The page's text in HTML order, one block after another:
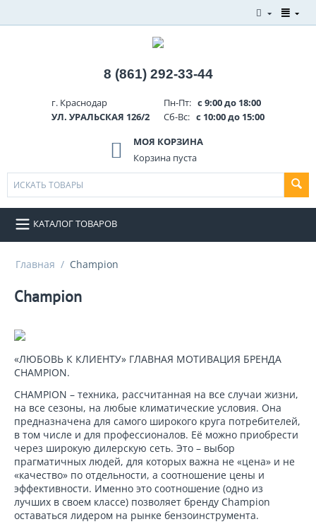
8 (861) 292-33-44
г. Краснодар
УЛ. УРАЛЬСКАЯ 126/2
Пн-Пт: с 9:00 до 18:00
Сб-Вс: с 10:00 до 15:00
МОЯ КОРЗИНА
Корзина пуста
КАТАЛОГ ТОВАРОВ
Главная / Champion
Champion
«ЛЮБОВЬ К КЛИЕНТУ» ГЛАВНАЯ МОТИВАЦИЯ БРЕНДА
CHAMPION.
CHAMPION – техника, рассчитанная на все случаи жизни,
на все сезоны, на любые климатические условия. Она
предназначена для самого широкого круга потребителей,
в том числе и для профессионалов. Её можно приобрести
через широкую дилерскую сеть. Это – выбор
прагматичных людей, для которых важна не «цена» и не
«качество» по отдельности, а соотношение цены и
эффективности. Именно это соотношение (одно из
лучших в своем классе) позволяет бренду Champion
оставаться лидером на рынке бензоинструмента.